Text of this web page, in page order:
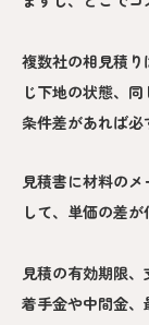
複数社の相見積
じ下地の状態、
条件差があれば必
見積書に材料の
して、単価の差
見積の有効期限
着手金や中間金